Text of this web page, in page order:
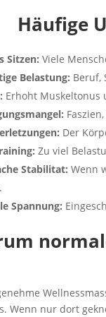
Häufige
Sitzen: Viele
Belastung: Beruf,
Erhoht Muskeltonus
Der
Zu viel
Stabilitat: Wenn
Spannung:
Wenn nur dort